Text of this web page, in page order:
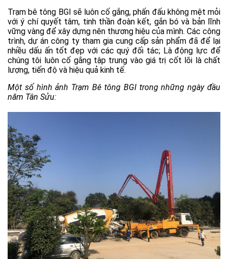
Trạm bê tông BGI sẽ luôn cố gắng, phấn đấu không mệt mỏi
với ý chí quyết tâm, tinh thần đoàn kết, gắn bó và bản lĩnh
vững vàng để xây dựng nên thương hiệu của mình. Các công
trình, dự án công ty tham gia cung cấp sản phẩm đã để lại
nhiều dấu ấn tốt đẹp với các quý đối tác; Là động lực để
chúng tôi luôn cố gắng tập trung vào giá trị cốt lõi là chất
lượng, tiến độ và hiệu quả kinh tế.
Một số hình ảnh Trạm Bê tông BGI trong những ngày đầu
năm Tân Sửu: